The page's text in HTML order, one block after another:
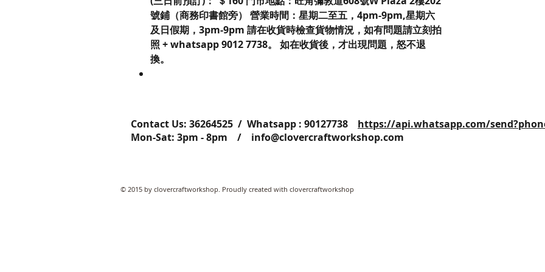
號鋪（商務印書館旁） 營業時間：星期二至五，4pm-9pm,星期六
及日假期，3pm-9pm 請在收貨時檢查貨物情況，如有問題請立刻拍
照 + whatsapp 9012 7738。 如在收貨後，才出現問題，怒不退
換。
Contact Us: ​​​​​​​​​​​​​​​​​​​​36264525 / Whatsapp : 90127738 https://api.whatsapp.com/
Mon-Sat: 3pm - 8pm / info@clovercraftworkshop.com
© 2015 by clovercraftworkshop. Proudly created with clovercraftworkshop